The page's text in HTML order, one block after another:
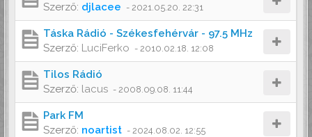
Szerző: djlacee - 2021.05.20. 22:31
Táska Rádió - Székesfehérvár - 97.5 MHz
Szerző: LuciFerko - 2010.02.18. 12:08
Tilos Rádió
Szerző: lacus - 2008.09.08. 11:44
Park FM
Szerző: noartist - 2024.08.02. 12:55